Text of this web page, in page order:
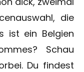
die
ist ein Belgien
Schau
Du findest